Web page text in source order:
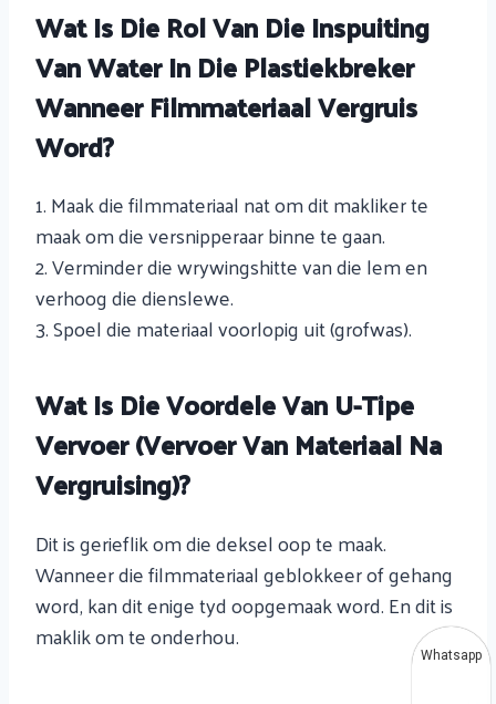
Wat Is Die Rol Van Die Inspuiting
Van Water In Die Plastiekbreker
Wanneer Filmmateriaal Vergruis
Word?
1. Maak die filmmateriaal nat om dit makliker te
maak om die versnipperaar binne te gaan.
2. Verminder die wrywingshitte van die lem en
verhoog die dienslewe.
3. Spoel die materiaal voorlopig uit (grofwas).
Wat Is Die Voordele Van U-Tipe
Vervoer (vervoer Van Materiaal Na
Vergruising)?
Dit is gerieflik om die deksel oop te maak.
Wanneer die filmmateriaal geblokkeer of gehang
word, kan dit enige tyd oopgemaak word. En dit is
maklik om te onderhou.
Whatsapp